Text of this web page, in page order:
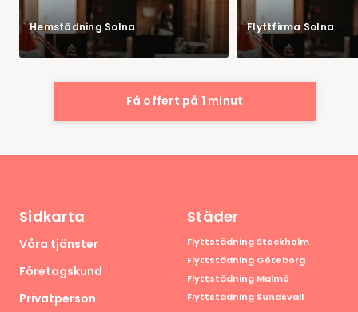
Hemstädning Solna Flyttfirma Solna
Få offert på 1 minut
Sidkarta
Våra tjänster
Företagskund
Privatperson
Städer
Flyttstädning Stockholm
Flyttstädning Göteborg
Flyttstädning Malmö
Flyttstädning Sundsvall